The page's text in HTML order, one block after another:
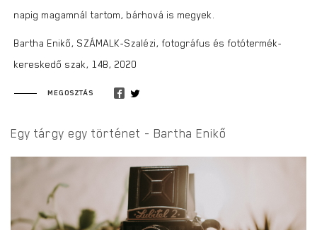
napig magamnál tartom, bárhová is megyek.
Bartha Enikő, SZÁMALK-Szalézi, fotográfus és fotótermék-
kereskedő szak, 14B, 2020
MEGOSZTÁS
Egy tárgy egy történet - Bartha Enikő